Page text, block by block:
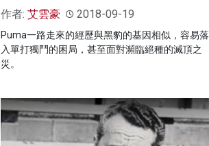
作者: 艾雲豪 2018-09-19
Puma一路走來的經歷與黑豹的基因相似，容易落
入單打獨鬥的困局，甚至面對瀕臨絕種的滅頂之
災。